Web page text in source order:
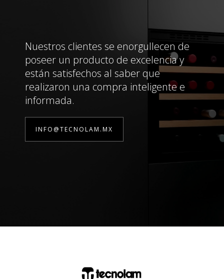
Nuestros clientes se enorgullecen de
poseer un producto de excelencia y
están satisfechos al saber que
realizaron una compra inteligente e
informada.
INFO@TECNOLAM.MX